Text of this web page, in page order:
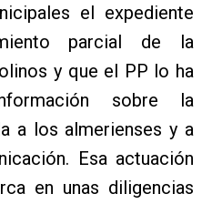
el expediente
parcial de la
y que el PP lo ha
sobre la
a los almerienses y a
Esa actuación
en unas diligencias